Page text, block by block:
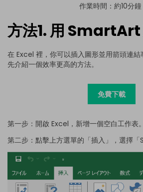
作業時間：約10分鐘
方法1. 用 SmartArt
在 Excel 裡，你可以插入圖形並用箭頭連
先介紹一個效率更高的方法。
免費下載
第一步：開啟 Excel，新增一個空白工作表。
第二步：點擊上方選單的「插入」，選擇「